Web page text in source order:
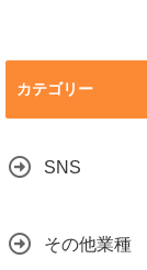
カテゴリー
SNS
その他業種